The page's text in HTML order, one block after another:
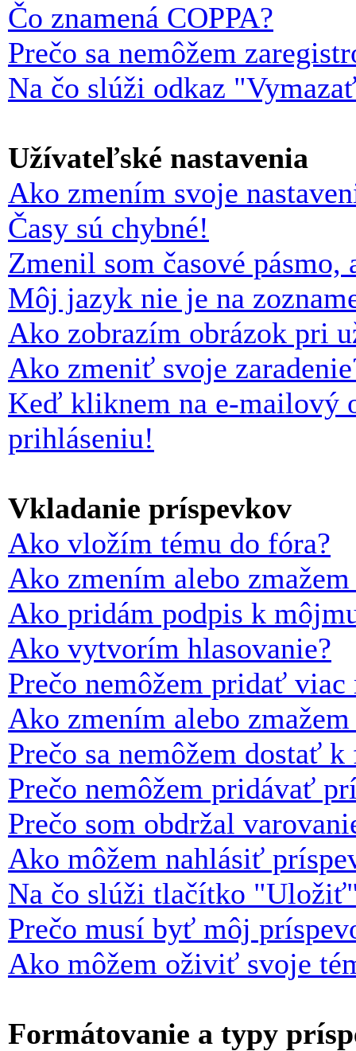
Čo znamená COPPA?
Prečo sa nemôžem
Na čo slúži odkaz
Užívateľské nastavenia
Ako zmením svoje
Časy sú chybné!
Zmenil som časové pásmo,
Môj jazyk nie je na
Ako zobrazím obrázok pri
Ako zmeniť svoje
Keď kliknem na e-mailový
prihláseniu!
Vkladanie príspevkov
Ako vložím tému do fóra?
Ako zmením alebo
Ako pridám podpis k
Ako vytvorím hlasovanie?
Prečo nemôžem pridať
Ako zmením alebo
Prečo sa nemôžem dostať k
Prečo nemôžem pridávať
Prečo som obdržal
Ako môžem nahlásiť
Na čo slúži tlačítko
Prečo musí byť môj
Ako môžem oživiť svoje
Formátovanie a typy